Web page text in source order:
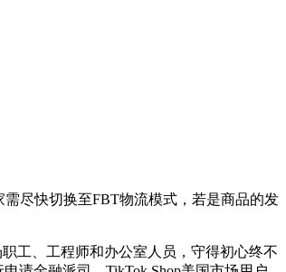
尽快切换至FBT物流模式，若是商品的发
工、工程师和办公室人员，守得初心终不